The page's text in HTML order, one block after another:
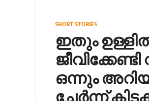
SHORT STORIES
ഇതും
ഒന്നും
ചേർന്ന്